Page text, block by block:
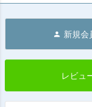
新規会
レビュ